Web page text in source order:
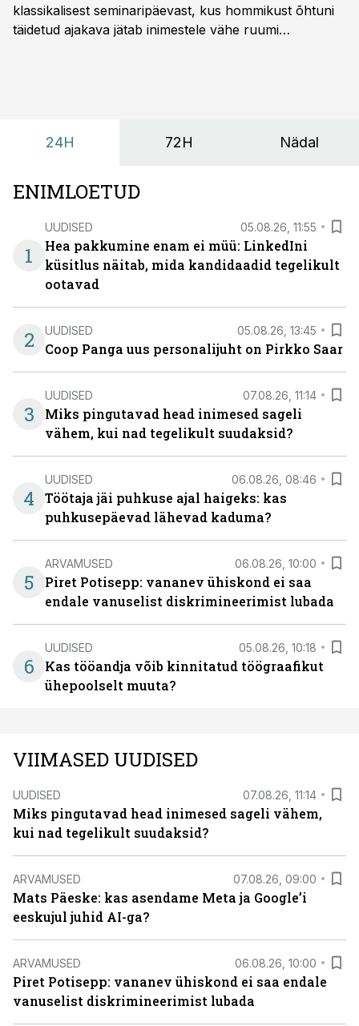
klassikalisest seminaripäevast, kus hommikust õhtuni
täidetud ajakava jätab inimestele vähe ruumi
24H 72H Nädal
ENIMLOETUD
1
UUDISED 05.08.26, 11:55
Hea pakkumine enam ei müü: LinkedIni
küsitlus näitab, mida kandidaadid tegelikult
ootavad
2 UUDISED 05.08.26, 13:45
Coop Panga uus personalijuht on Pirkko Saar
3
UUDISED 07.08.26, 11:14
Miks pingutavad head inimesed sageli
vähem, kui nad tegelikult suudaksid?
4
UUDISED 06.08.26, 08:46
Töötaja jäi puhkuse ajal haigeks: kas
puhkusepäevad lähevad kaduma?
5
ARVAMUSED 06.08.26, 10:00
Piret Potisepp: vananev ühiskond ei saa
endale vanuselist diskrimineerimist lubada
6
UUDISED 05.08.26, 10:18
Kas tööandja võib kinnitatud töögraafikut
ühepoolselt muuta?
VIIMASED UUDISED
UUDISED 07.08.26, 11:14
Miks pingutavad head inimesed sageli vähem,
kui nad tegelikult suudaksid?
ARVAMUSED 07.08.26, 09:00
Mats Päeske: kas asendame Meta ja Google’i
eeskujul juhid AI-ga?
ARVAMUSED 06.08.26, 10:00
Piret Potisepp: vananev ühiskond ei saa endale
vanuselist diskrimineerimist lubada